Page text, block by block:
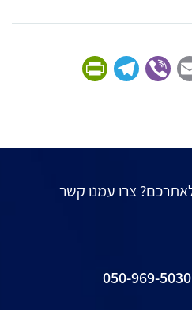
Email
Viber
Telegram
לאתרכם? צרו עמנו קשר
050-969-5030